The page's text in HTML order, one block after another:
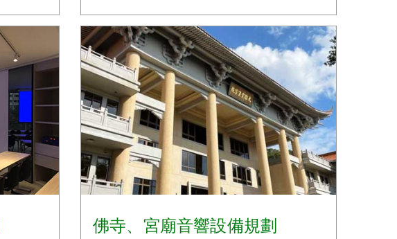
佛寺、宮廟音響設備規劃